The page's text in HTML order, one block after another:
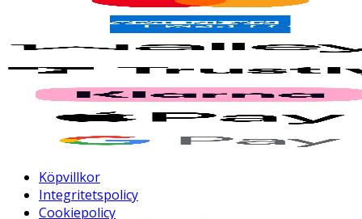
Köpvillkor
Integritetspolicy
Cookiepolicy